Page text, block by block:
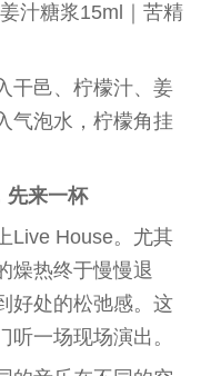
汁糖浆15ml｜苦精
干邑、柠檬汁、姜
气泡水，柠檬角挂
先来一杯
Live House。尤其
燥热终于慢慢退
好处的松弛感。这
听一场现场演出。